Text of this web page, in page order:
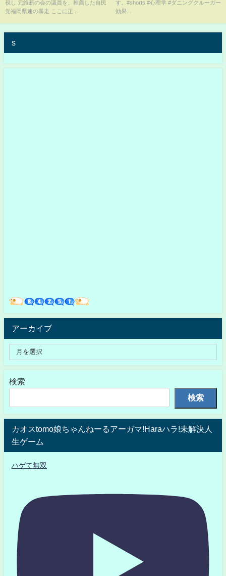
視し 元維新の会の議員を、推薦した自民
党福岡県連の暴走 ここに正...
す。#shorts #心理学 #ダニングクルーガー
効果...
s
アーカイブ
検索
検索
カオスtomo娘ちゃんねーるアーガマ!Haraハラ!未解決人
生ゲーム
ハゲて無双